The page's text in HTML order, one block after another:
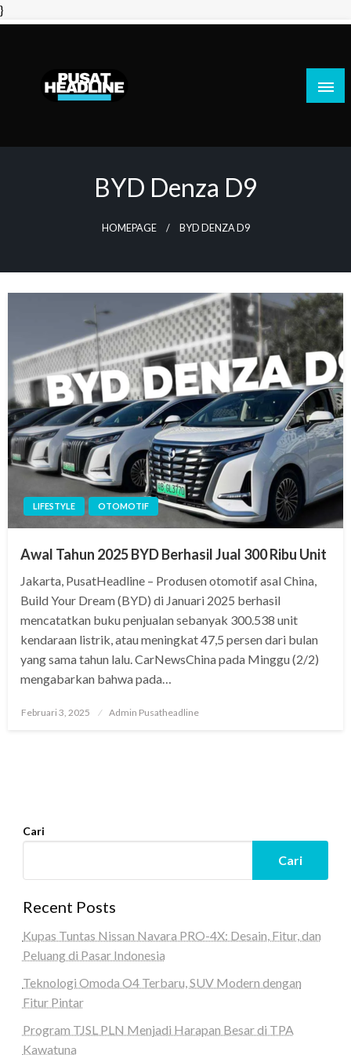
}Skip
to
BYD Denza D9
HOMEPAGE BYD DENZA D9
LIFESTYLE OTOMOTIF
Awal Tahun 2025 BYD Berhasil Jual 300 Ribu Unit
Jakarta, PusatHeadline – Produsen otomotif asal China,
Build Your Dream (BYD) di Januari 2025 berhasil
mencatatkan buku penjualan sebanyak 300.538 unit
kendaraan listrik, atau meningkat 47,5 persen dari bulan
yang sama tahun lalu. CarNewsChina pada Minggu (2/2)
mengabarkan bahwa pada…
Posted
Februari 3, 2025 Admin Pusatheadline
Cari
Cari
Recent Posts
Kupas Tuntas Nissan Navara PRO-4X: Desain, Fitur, dan
Peluang di Pasar Indonesia
Teknologi Omoda O4 Terbaru, SUV Modern dengan
Fitur Pintar
Program TJSL PLN Menjadi Harapan Besar di TPA
Kawatuna